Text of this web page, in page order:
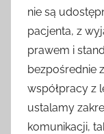
nie są
pacjenta, z
prawem i
bezpośrednie
współpracy z
ustalamy
komunikacji,